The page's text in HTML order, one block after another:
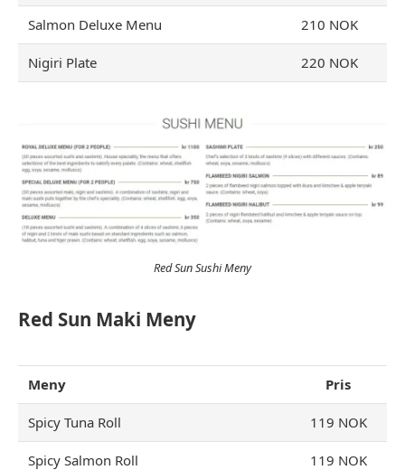
Salmon Deluxe Menu 210 NOK
Nigiri Plate 220 NOK
Red Sun Sushi Meny
Red Sun Maki Meny
Meny Pris
Spicy Tuna Roll 119 NOK
Spicy Salmon Roll 119 NOK